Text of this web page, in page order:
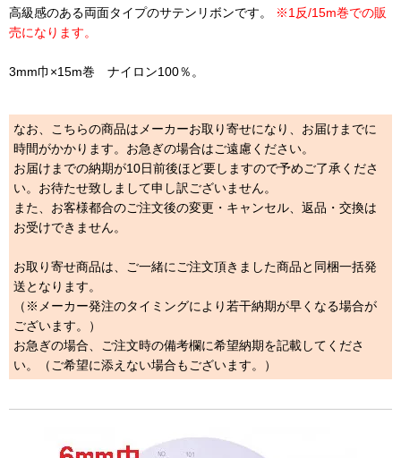
高級感のある両面タイプのサテンリボンです。
※1反/15m巻での販
売になります。
3mm巾×15m巻 ナイロン100％。
なお、こちらの商品はメーカーお取り寄せになり、お届けまでに
時間がかかります。お急ぎの場合はご遠慮ください。
お届けまでの納期が10日前後ほど要しますので予めご了承くださ
い。お待たせ致しまして申し訳ございません。
また、お客様都合のご注文後の変更・キャンセル、返品・交換は
お受けできません。
お取り寄せ商品は、ご一緒にご注文頂きました商品と同梱一括発
送となります。
（※メーカー発注のタイミングにより若干納期が早くなる場合が
ございます。）
お急ぎの場合、ご注文時の備考欄に希望納期を記載してくださ
い。（ご希望に添えない場合もございます。）